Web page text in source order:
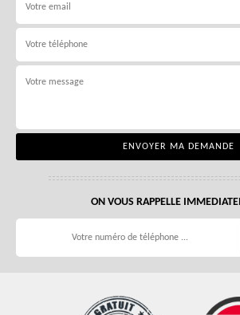
ON VOUS RAPPELLE